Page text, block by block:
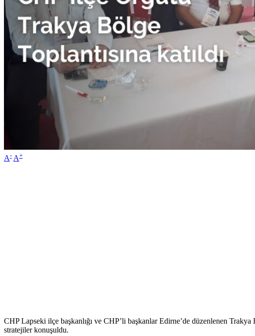
A- A+
CHP Lapseki ilçe başkanlığı ve CHP’li başkanlar Edirne’de düzenlenen
stratejiler konuşuldu.